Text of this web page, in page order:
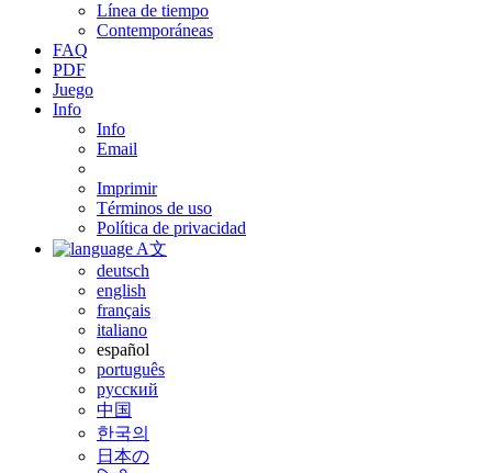
Línea de tiempo
Contemporáneas
FAQ
PDF
Juego
Info
Info
Email
Imprimir
Términos de uso
Política de privacidad
A文
deutsch
english
français
italiano
español
português
русский
中国
한국의
日本の